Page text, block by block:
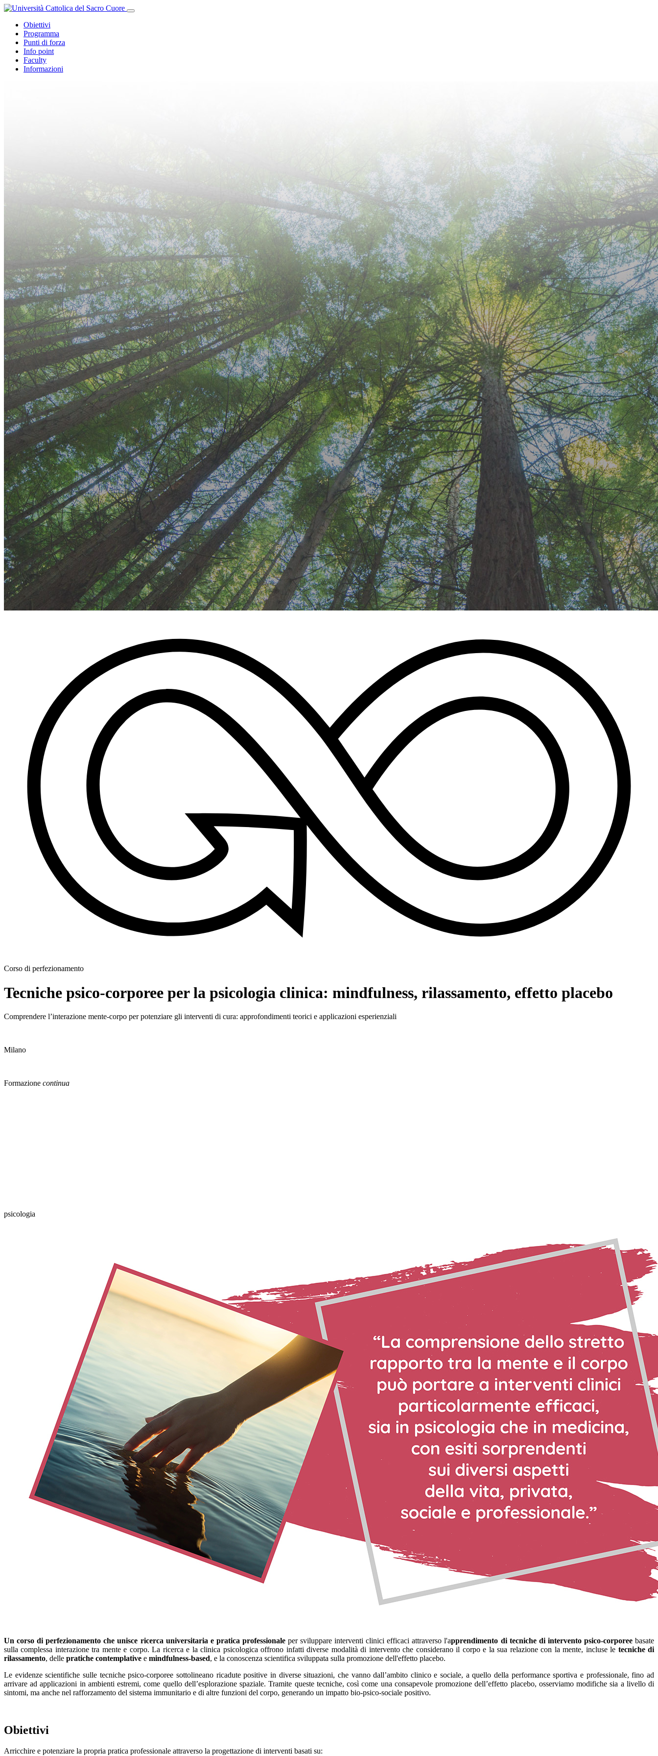
Obiettivi
Programma
Punti di forza
Info point
Faculty
Informazioni
Corso di perfezionamento
Tecniche psico-corporee per la psicologia clinica: mindfulness, rilassamento, effetto placebo
Comprendere l’interazione mente-corpo per potenziare gli interventi di cura: approfondimenti teorici e applicazioni esperienziali
Milano
Formazione continua
psicologia
Un corso di perfezionamento che unisce ricerca universitaria e pratica professionaleper sviluppare interventi clinici efficaci attraverso l'apprendimento di tecniche di intervento psico-corporeebasate
sulla complessa interazione tra mente e corpo. La ricerca e la clinica psicologica offrono infatti diverse modalità di intervento che considerano il corpo e la sua relazione con la mente, incluse le tecniche di
rilassamento, delle pratiche contemplative e mindfulness-based, e la conoscenza scientifica sviluppata sulla promozione dell'effetto placebo.
Le evidenze scientifiche sulle tecniche psico-corporee sottolineano ricadute positive in diverse situazioni, che vanno dall’ambito clinico e sociale, a quello della performance sportiva e professionale, fino ad
arrivare ad applicazioni in ambienti estremi, come quello dell’esplorazione spaziale. Tramite queste tecniche, così come una consapevole promozione dell’effetto placebo, osserviamo modifiche sia a livello di
sintomi, ma anche nel rafforzamento del sistema immunitario e di altre funzioni del corpo, generando un impatto bio-psico-sociale positivo.
Obiettivi
Arricchire e potenziare la propria pratica professionale attraverso la progettazione di interventi basati su: